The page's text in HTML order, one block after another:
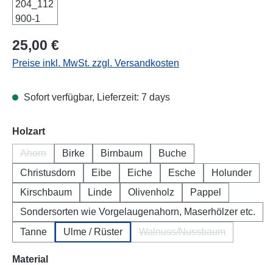
Regulärer Preis:
25,00 €
Preise inkl. MwSt. zzgl. Versandkosten
Sofort verfügbar, Lieferzeit: 7 days
Holzartauswählen
Ahorn
(Diese Option ist zurzeit nicht verfügbar.)
Birke Birnbaum
Buche
Christusdorn
Eibe Eiche Esche
Holunder
Kirschbaum
Linde Olivenholz
Pappel
Sondersorten wie Vorgelaugenahorn, Maserhölzer etc.
Tanne
Ulme / Rüster Walnuss/Nussbaum
Materialauswählen